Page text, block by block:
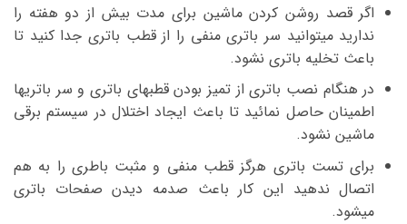
اگر قصد روشن کردن ماشین برای مدت بیش از دو هفته را
ندارید میتوانید سر باتری منفی را از قطب باتری جدا کنید تا
باعث تخلیه باتری نشود.
در هنگام نصب باتری از تمیز بودن قطبهای باتری و سر باتریها
اطمینان حاصل نمائید تا باعث ایجاد اختلال در سیستم برقی
ماشین نشود.
برای تست باتری هرگز قطب منفی و مثبت باطری را به هم
اتصال ندهید این کار باعث صدمه دیدن صفحات باتری
میشود.